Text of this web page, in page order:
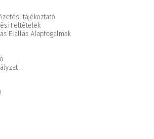
tájékoztató
Feltételek
Elállás Alapfogalmak